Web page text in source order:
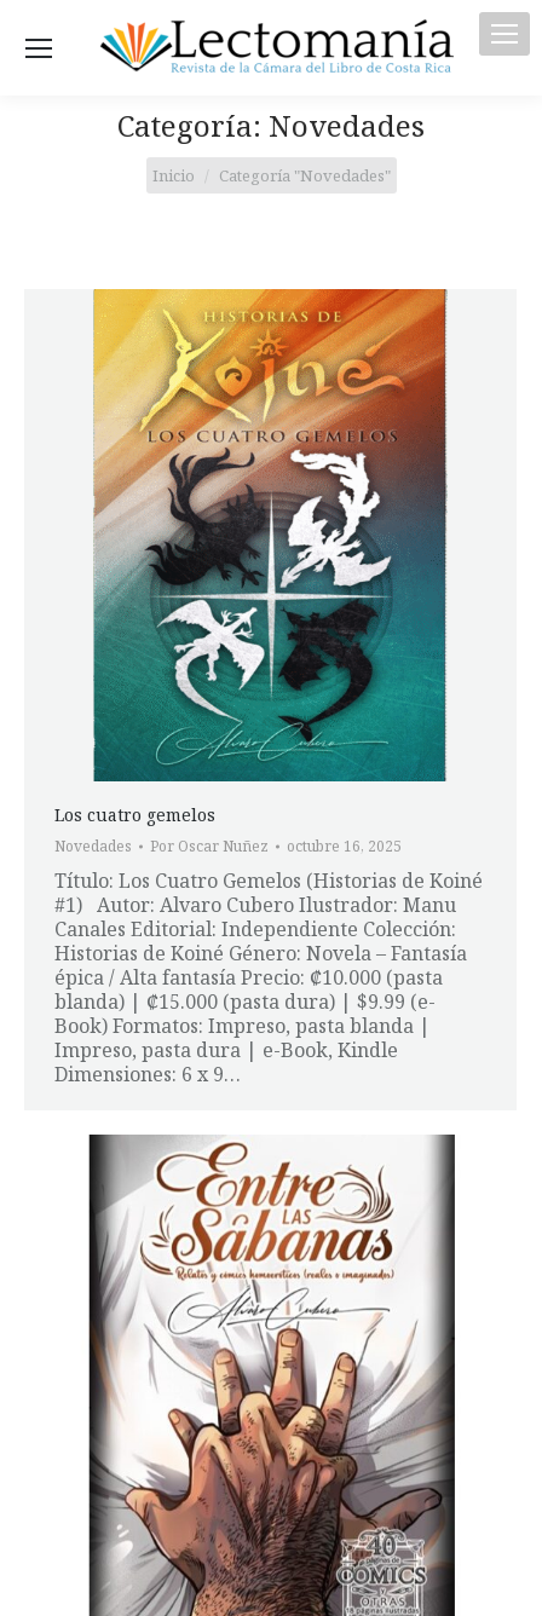
Categoría: Novedades
Estás aquí:
Inicio Categoría "Novedades"
Los cuatro gemelos
Novedades Por Oscar Nuñez octubre 16, 2025
Título: Los Cuatro Gemelos (Historias de Koiné
#1) Autor: Alvaro Cubero Ilustrador: Manu
Canales Editorial: Independiente Colección:
Historias de Koiné Género: Novela – Fantasía
épica / Alta fantasía Precio: ₡10.000 (pasta
blanda) | ₡15.000 (pasta dura) | $9.99 (e-
Book) Formatos: Impreso, pasta blanda |
Impreso, pasta dura | e-Book, Kindle
Dimensiones: 6 x 9…